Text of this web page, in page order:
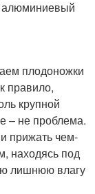
алюминиевый
плодоножки
правило,
крупной
– не проблема.
прижать чем-
находясь под
лишнюю влагу